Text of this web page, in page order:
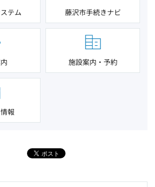
テム 藤沢市手続きナビ
施設案内・予約
報